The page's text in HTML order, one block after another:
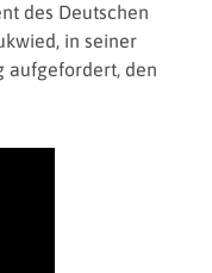
des Deutschen
in seiner
aufgefordert, den